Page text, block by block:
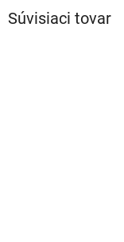
Súvisiaci tovar